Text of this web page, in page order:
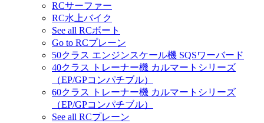
RCサーファー
RC水上バイク
See all RCボート
Go to RCプレーン
50クラス エンジンスケール機 SQSワーバード
40クラス トレーナー機 カルマートシリーズ
（EP/GPコンパチブル）
60クラス トレーナー機 カルマートシリーズ
（EP/GPコンパチブル）
See all RCプレーン